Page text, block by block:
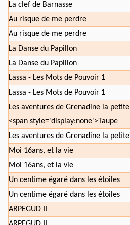
La clef de Barnasse
Au risque de me perdre
Au risque de me perdre
La Danse du Papillon
La Danse du Papillon
Lassa - Les Mots de Pouvoir 1
Lassa - Les Mots de Pouvoir 1
Les aventures de Grenadine la petite
<span style='display:none'>Taupe
Les aventures de Grenadine la petite
Moi 16ans, et la vie
Moi 16ans, et la vie
Un centime égaré dans les étoiles
Un centime égaré dans les étoiles
ARPEGUD II